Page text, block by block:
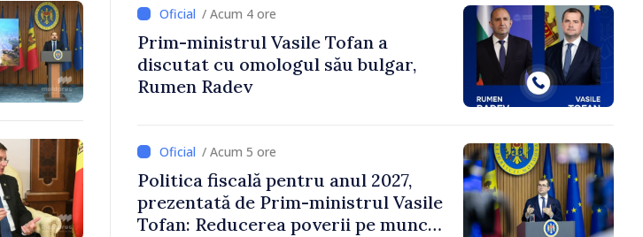
/ Acum 4 ore
Prim-ministrul Vasile Tofan a
discutat cu omologul său bulgar,
Rumen Radev
/ Acum 5 ore
Politica fiscală pentru anul 2027,
prezentată de Prim-ministrul Vasile
Tofan: Reducerea poverii pe muncă,